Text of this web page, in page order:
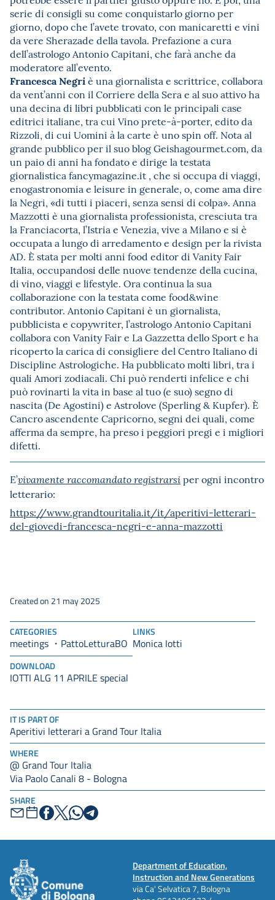
IT IS PART OF
Aperitivi letterari a Grand Tour Italia
WHERE
@ Grand Tour Italia
Via Paolo Canali 8 - Bologna
SHARE
serie di consigli su come conquistarlo giorno per
giorno, dopo che l’avete trovato, con manicaretti e vini
da vere Sherazade della tavola. Prefazione a cura
dell’astrologo Antonio Capitani, che farà anche da
moderatore all’evento.
Francesca Negri è una giornalista e scrittrice, collabora
da vent’anni con il Corriere della Sera e al suo attivo ha
una decina di libri pubblicati con le principali case
editrici italiane, tra cui Vino prete-à-porter, edito da
Rizzoli, di cui Uomini à la carte è uno spin off. Nota al
grande pubblico per il suo blog Geishagourmet.com, da
un paio di anni ha fondato e dirige la testata
giornalistica fancymagazine.it , che si occupa di viaggi,
enogastronomia e leisure in generale, o, come ama dire
la Negri, «di tutti i piaceri, senza sensi di colpa». Anna
Mazzotti è una giornalista professionista, cresciuta tra
la Franciacorta, l’Istria e Venezia, vive a Milano e si è
occupata a lungo di arredamento e design per la rivista
AD. È stata per molti anni food editor di Vanity Fair
Italia, occupandosi delle nuove tendenze della cucina,
di vino, viaggi e lifestyle. Ora continua la sua
collaborazione con la testata come food&wine
contributor. Antonio Capitani è un giornalista,
pubblicista e copywriter, l’astrologo Antonio Capitani
collabora con Vanity Fair e La Gazzetta dello Sport e ha
ricoperto la carica di consigliere del Centro Italiano di
Discipline Astrologiche. Ha pubblicato molti libri, tra i
quali Amori zodiacali. Chi può renderti infelice e chi
può rovinarti la vita in base al tuo (e suo) segno di
nascita (De Agostini) e Astrolove (Sperling & Kupfer). È
Cancro ascendente Capricorno, segni dei quali, come
afferma da sempre, ha preso i peggiori pregi e i migliori
difetti.
E’vivamente raccomandato registrarsiper ogni incontro
letterario:
https://www.grandtouritalia.it/it/aperitivi-letterari-
del-giovedi-francesca-negri-e-anna-mazzotti
CATEGORIES
meetings PattoLetturaBO
LINKS
Monica Iotti
DOWNLOAD
IOTTI ALG 11 APRILE special
Created on 21 may 2025
Department of Education,
Instruction and New Generations
via Ca' Selvatica 7, Bologna